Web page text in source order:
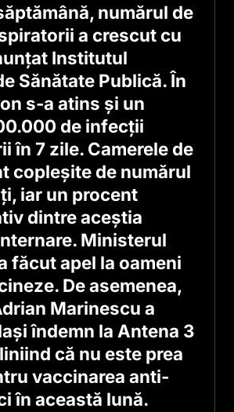
numărul de
a crescut cu
Institutul
Sănătate Publică. În
s-a atins și un
de infecții
în 7 zile. Camerele de
copleșite de numărul
iar un procent
dintre aceștia
Ministerul
făcut apel la oameni
De asemenea,
Marinescu a
îndemn la Antena 3
că nu este prea
vaccinarea anti-
în această lună.